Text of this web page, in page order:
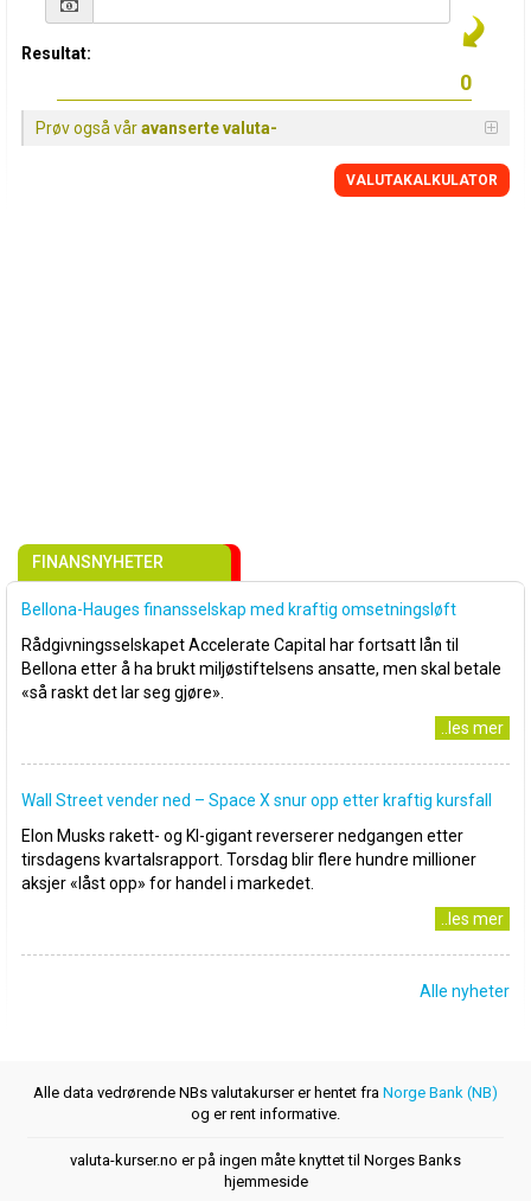
Resultat:
Prøv også våravanserte valuta-
VALUTAKALKULATOR
FINANSNYHETER
Bellona-Hauges finansselskap med kraftig omsetningsløft
Rådgivningsselskapet Accelerate Capital har fortsatt lån til
Bellona etter å ha brukt miljøstiftelsens ansatte, men skal betale
«så raskt det lar seg gjøre».
..les mer
Wall Street vender ned – Space X snur opp etter kraftig kursfall
Elon Musks rakett- og KI-gigant reverserer nedgangen etter
tirsdagens kvartalsrapport. Torsdag blir flere hundre millioner
aksjer «låst opp» for handel i markedet.
..les mer
Alle nyheter
Alle data vedrørende NBs valutakurser er hentet fra Norge Bank (NB)
og er rent informative.
valuta-kurser.no er på ingen måte knyttet til Norges Banks
hjemmeside